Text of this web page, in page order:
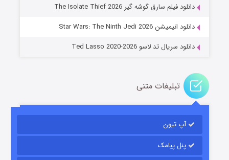
قسمت۶ (زیرنویس) منتشر شد
دانلود فیلم سارق گوشه گیر The Isolate Thief 2026
دانلود انیمیشن Star Wars: The Ninth Jedi 2026
دانلود سریال تد لاسو Ted Lasso 2020-2026
تبلیغات متنی
آپ تیون
پنل پیامک